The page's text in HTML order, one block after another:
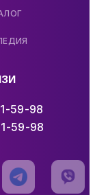
59-98
59-98